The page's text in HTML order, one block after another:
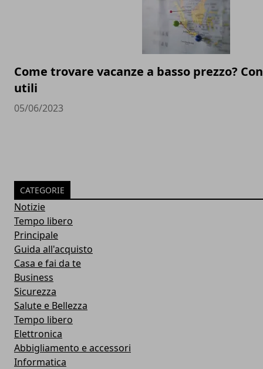
Come trovare vacanze a basso prezzo?
utili
05/06/2023
CATEGORIE
Notizie
Tempo libero
Principale
Guida all'acquisto
Casa e fai da te
Business
Sicurezza
Salute e Bellezza
Tempo libero
Elettronica
Abbigliamento e accessori
Informatica